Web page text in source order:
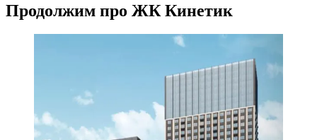
Продолжим про ЖК Кинетик